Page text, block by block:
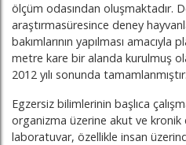
ölçüm odasından oluşmaktadır.
araştırmasüresince deney
bakımlarının yapılması amacıyla
metre kare bir alanda kurulmuş
2012 yılı sonunda tamamlanmıştır.
Egzersiz bilimlerinin başlıca
organizma üzerine akut ve kronik
laboratuvar, özellikle insan